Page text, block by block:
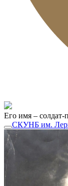
Его имя – солдат-
СКУНБ им.